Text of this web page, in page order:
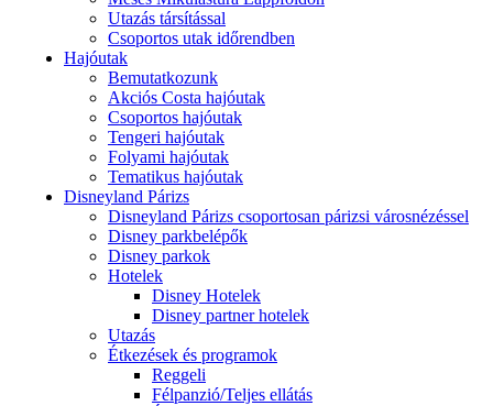
Utazás társítással
Csoportos utak időrendben
Hajóutak
Bemutatkozunk
Akciós Costa hajóutak
Csoportos hajóutak
Tengeri hajóutak
Folyami hajóutak
Tematikus hajóutak
Disneyland Párizs
Disneyland Párizs csoportosan párizsi városnézéssel
Disney parkbelépők
Disney parkok
Hotelek
Disney Hotelek
Disney partner hotelek
Utazás
Étkezések és programok
Reggeli
Félpanzió/Teljes ellátás